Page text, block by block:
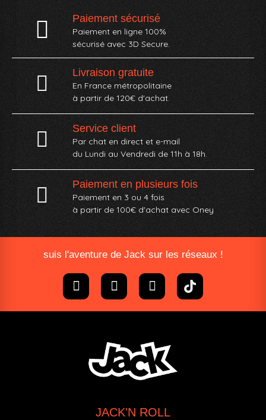
Paiement sécurisé
Paiement en ligne 100%
sécurisé avec 3D Secure.
Livraison gratuite
En France métropolitaine
à partir de 120€ d'achat.
Service client
Par chat en direct et e-mail
du Lundi au Vendredi de 11h à 18h.
Paiement en plusieurs fois
Paiement en 3 ou 4 fois
à partir de 100€ d'achat avec Oney​
suis l'aventure de Jack sur les réseaux !
JACK'N ROLL